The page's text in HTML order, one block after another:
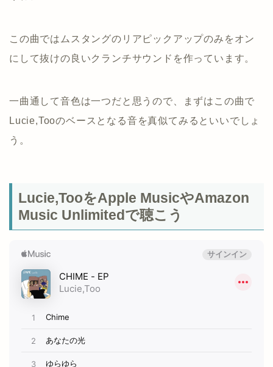
この曲ではムスタングのリアピックアップのみをオン
にして抜けの良いクランチサウンドを作っています。
一曲通して音色は一つだと思うので、まずはこの曲で
Lucie,Tooのベースとなる音を真似てみるといいでしょ
う。
Lucie,TooをApple MusicやAmazon
Music Unlimitedで聴こう